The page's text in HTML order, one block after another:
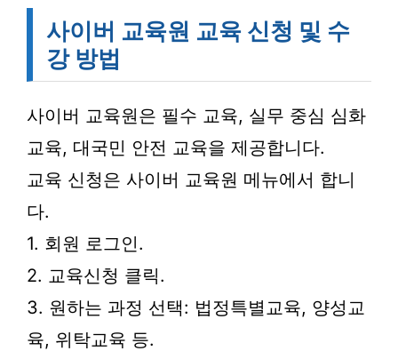
사이버 교육원 교육 신청 및 수
강 방법
사이버 교육원은 필수 교육, 실무 중심 심화
교육, 대국민 안전 교육을 제공합니다.
교육 신청은 사이버 교육원 메뉴에서 합니
다.
1. 회원 로그인.
2. 교육신청 클릭.
3. 원하는 과정 선택: 법정특별교육, 양성교
육, 위탁교육 등.